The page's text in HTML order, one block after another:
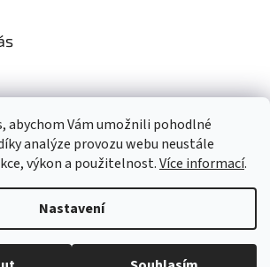
abychom Vám umožnili pohodlné
analýze provozu webu neustále
výkon a použitelnost.Více informací.
Nastavení
údajů
. Všechna práva vyhrazena.Upravit